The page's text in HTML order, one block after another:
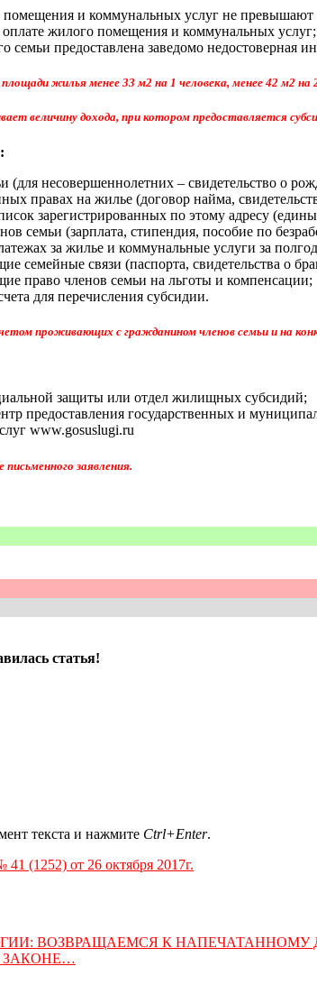
помещения и коммунальных услуг не
оплате жилого помещения и коммунальных услуг;
семьи предоставлена заведомо недостоверная
жилья менее 33 м2 на 1 человека, менее 42 м2 на
величину дохода, при котором предоставляется
(для несовершеннолетних – свидетельство о
правах на жилье (договор найма,
зарегистрированных по этому адресу
семьи (зарплата, стипендия, пособие по
за жилье и коммунальные услуги за
семейные связи (паспорта, свидетельства о
право членов семьи на льготы и компенсации;
для перечисления субсидии.
проживающих с гражданином членов семьи и на
защиты или отдел жилищных субсидий;
предоставления государственных и
www.gosuslugi.ru
заявления.
статья!
текста и нажмите Ctrl+Enter.
(1252) от 26 октября 2017г.
ВОЗВРАЩАЕМСЯ К НАПЕЧАТАННОМУ
ЗАКОНЕ…